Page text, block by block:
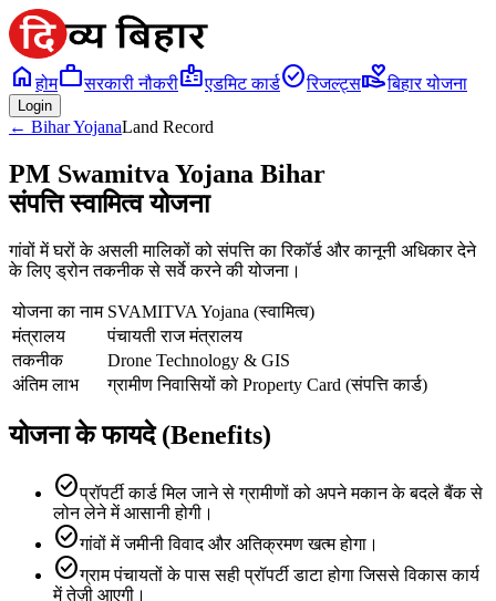
homeहोमworkसरकारी नौकरीbadgeएडमिट कार्डcheck_circleरिजल्ट्सvolunteer_activismबिहार योजना
Login
← Bihar YojanaLand Record
PM Swamitva Yojana Bihar
संपत्ति स्वामित्व योजना
गांवों में घरों के असली मालिकों को संपत्ति का रिकॉर्ड और कानूनी अधिकार देने
के लिए ड्रोन तकनीक से सर्वे करने की योजना।
योजना का नाम SVAMITVA Yojana (स्वामित्व)
मंत्रालय
पंचायती राज मंत्रालय
तकनीक
Drone Technology & GIS
अंतिम लाभ
ग्रामीण निवासियों को Property Card (संपत्ति कार्ड)
योजना के फायदे (Benefits)
check_circleप्रॉपर्टी कार्ड मिल जाने से ग्रामीणों को अपने मकान के बदले बैंक से
लोन लेने में आसानी होगी।
check_circleगांवों में जमीनी विवाद और अतिक्रमण खत्म होगा।
check_circleग्राम पंचायतों के पास सही प्रॉपर्टी डाटा होगा जिससे विकास कार्य
में तेज़ी आएगी।